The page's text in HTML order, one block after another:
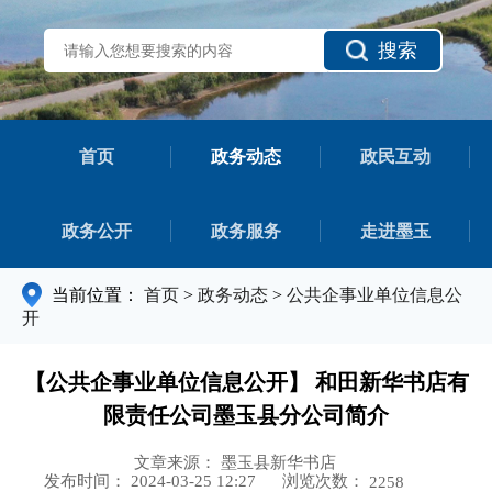
搜索
首页 政务动态 政民互动
政务公开 政务服务 走进墨玉
当前位置： 首页 > 政务动态 > 公共企事业单位信息公
开
【公共企事业单位信息公开】 和田新华书店有
限责任公司墨玉县分公司简介
文章来源： 墨玉县新华书店
发布时间： 2024-03-25 12:27
浏览次数： 2258